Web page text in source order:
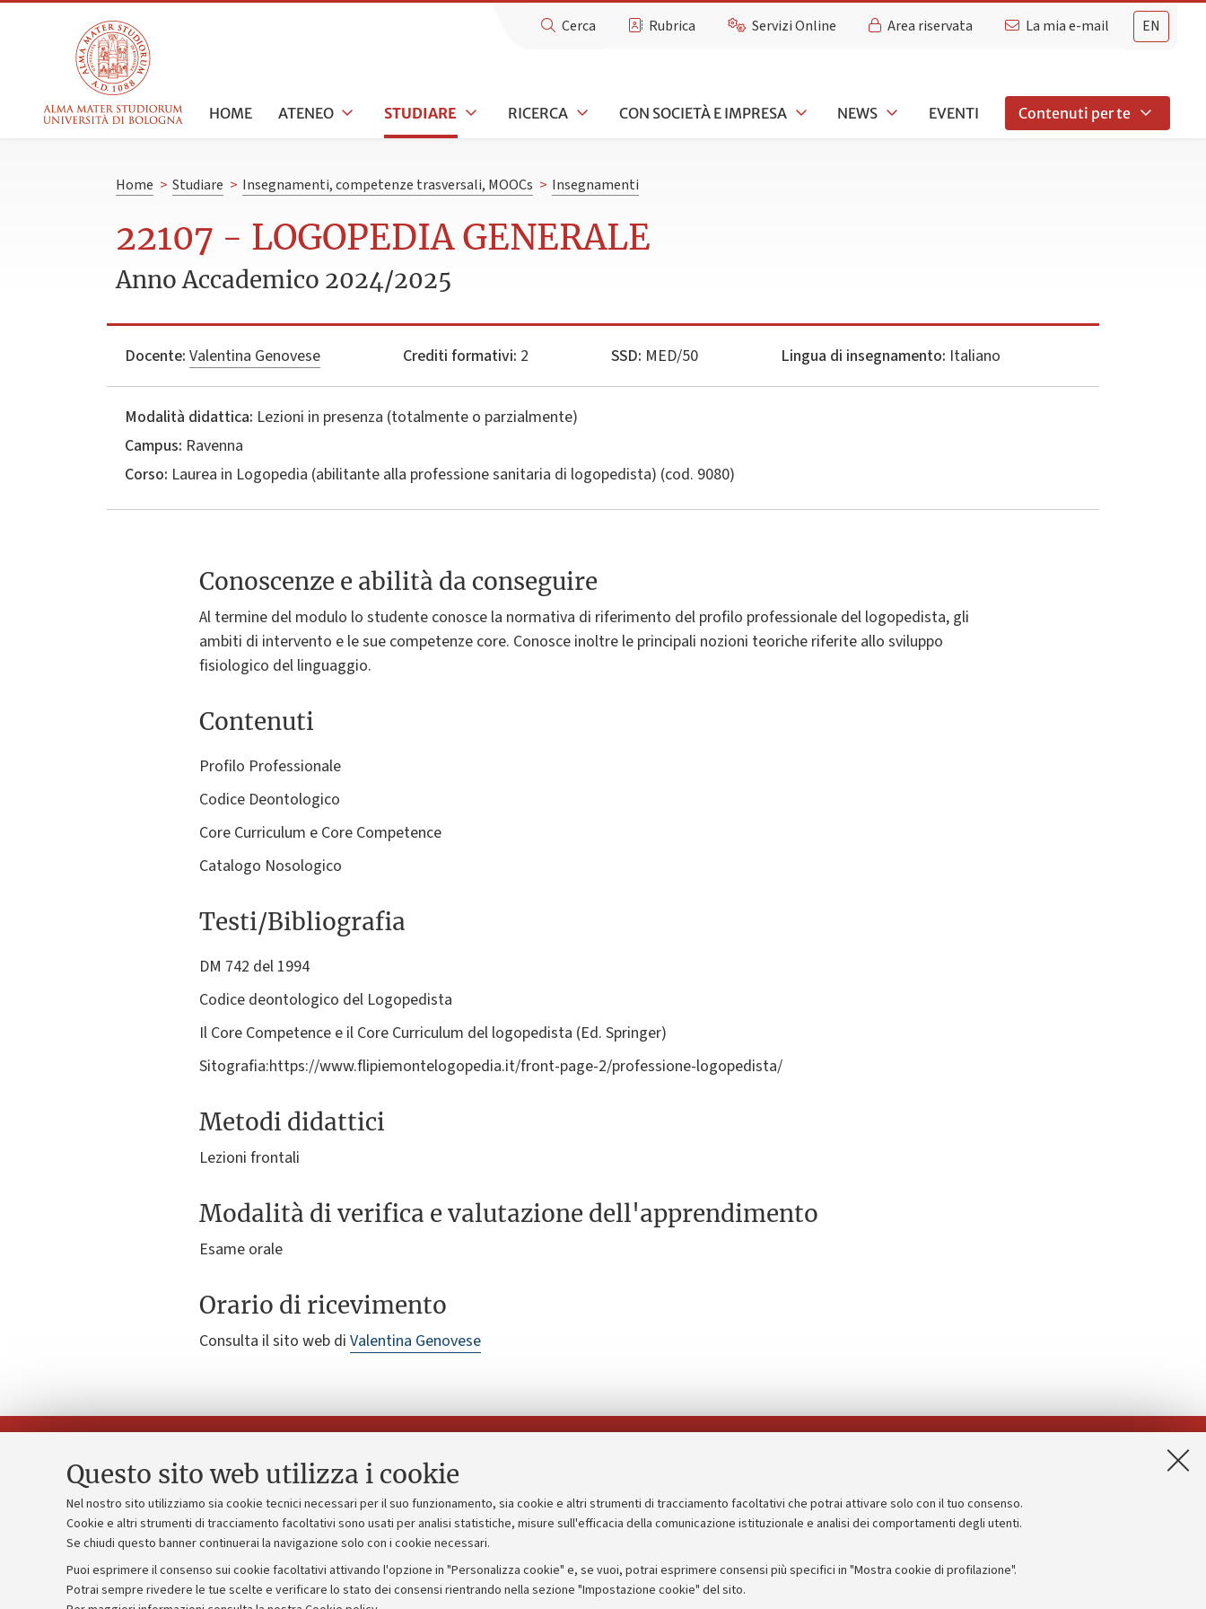
Questo sito web utilizza i cookie
Nel nostro sito utilizziamo sia cookie tecnici necessari per il suo funzionamento, sia cookie e altri strumenti di tracciamento facoltativi che potrai attivare solo con il tuo consenso.
Cookie e altri strumenti di tracciamento facoltativi sono usati per analisi statistiche, misure sull'efficacia della comunicazione istituzionale e analisi dei comportamenti degli utenti.
Se chiudi questo banner continuerai la navigazione solo con i cookie necessari.
Puoi esprimere il consenso sui cookie facoltativi attivando l'opzione in "Personalizza cookie" e, se vuoi, potrai esprimere consensi più specifici in "Mostra cookie di profilazione".
Potrai sempre rivedere le tue scelte e verificare lo stato dei consensi rientrando nella sezione "Impostazione cookie" del sito.
EN
Cerca Rubrica Servizi Online Area riservata La mia e-mail
HOME ATENEO STUDIARE RICERCA CON SOCIETÀ E IMPRESA NEWS EVENTI Contenuti per te
Home > Studiare > Insegnamenti, competenze trasversali, MOOCs > Insegnamenti
22107 - LOGOPEDIA GENERALE
Anno Accademico 2024/2025
Docente: Valentina Genovese Crediti formativi: 2 SSD: MED/50 Lingua di insegnamento: Italiano
Modalità didattica: Lezioni in presenza (totalmente o parzialmente)
Campus: Ravenna
Corso: Laurea in Logopedia (abilitante alla professione sanitaria di logopedista) (cod. 9080)
Conoscenze e abilità da conseguire
Al termine del modulo lo studente conosce la normativa di riferimento del profilo professionale del logopedista, gli
ambiti di intervento e le sue competenze core. Conosce inoltre le principali nozioni teoriche riferite allo sviluppo
fisiologico del linguaggio.
Contenuti
Profilo Professionale
Codice Deontologico
Core Curriculum e Core Competence
Catalogo Nosologico
Testi/Bibliografia
DM 742 del 1994
Codice deontologico del Logopedista
Il Core Competence e il Core Curriculum del logopedista (Ed. Springer)
Sitografia:https://www.flipiemontelogopedia.it/front-page-2/professione-logopedista/
Metodi didattici
Lezioni frontali
Modalità di verifica e valutazione dell'apprendimento
Esame orale
Orario di ricevimento
Consulta il sito web di Valentina Genovese
Contatti e PEC
Uffici dell'amministrazione generale
Lavora con noi
Piano strategico
Bilanci
Donazioni e 5x1000
Bandi, gare e concorsi
Amministrazione trasparente
Informazioni sul sito e accessibilità
Privacy e note legali